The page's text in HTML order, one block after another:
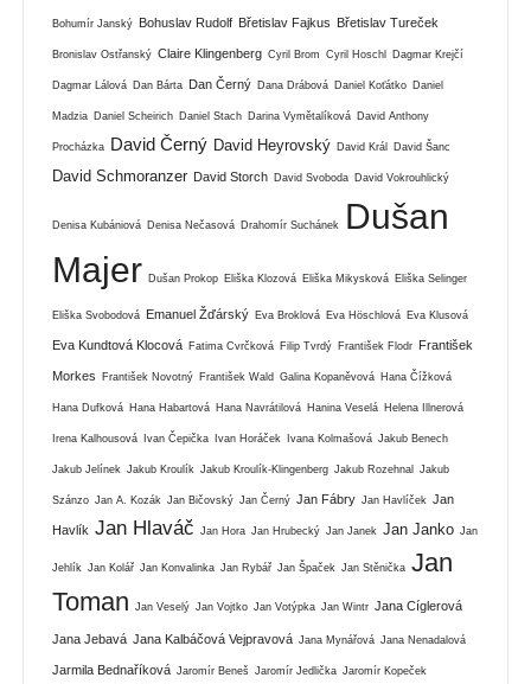
Bohumír Janský Bohuslav Rudolf Břetislav Fajkus Břetislav Tureček
Bronislav Ostřanský Claire Klingenberg Cyril Brom Cyril Hoschl Dagmar Krejčí
Dagmar Lálová Dan Bárta Dan Černý Dana Drábová Daniel Koťátko Daniel
Madzia Daniel Scheirich Daniel Stach Darina Vymětalíková David Anthony
Procházka David Černý David Heyrovský David Král David Šanc
David Schmoranzer David Storch David Svoboda David Vokrouhlický
Denisa Kubániová Denisa Nečasová Drahomír Suchánek
Dušan
Majer Dušan Prokop Eliška Klozová Eliška Mikysková Eliška Selinger
Eliška Svobodová Emanuel Žďárský Eva Broklová Eva Höschlová Eva Klusová
Eva Kundtová Klocová Fatima Cvrčková Filip Tvrdý František Flodr František
Morkes František Novotný František Wald Galina Kopaněvová Hana Čížková
Hana Dufková Hana Habartová Hana Navrátilová Hanina Veselá Helena Illnerová
Irena Kalhousová Ivan Čepička Ivan Horáček Ivana Kolmašová Jakub Benech
Jakub Jelínek Jakub Kroulík Jakub Kroulík-Klingenberg Jakub Rozehnal Jakub
Szánzo Jan A. Kozák Jan Bičovský Jan Černý Jan Fábry Jan Havlíček Jan
Havlík Jan Hlaváč Jan Hora Jan Hrubecký Jan Janek Jan Janko Jan
Jehlík Jan Kolář Jan Konvalinka Jan Rybář Jan Špaček Jan Stěnička Jan
Toman
Jan Veselý Jan Vojtko Jan Votýpka Jan Wintr Jana Cíglerová
Jana Jebavá Jana Kalbáčová Vejpravová Jana Mynářová Jana Nenadalová
Jarmila Bednaříková Jaromír Beneš Jaromír Jedlička Jaromír Kopeček